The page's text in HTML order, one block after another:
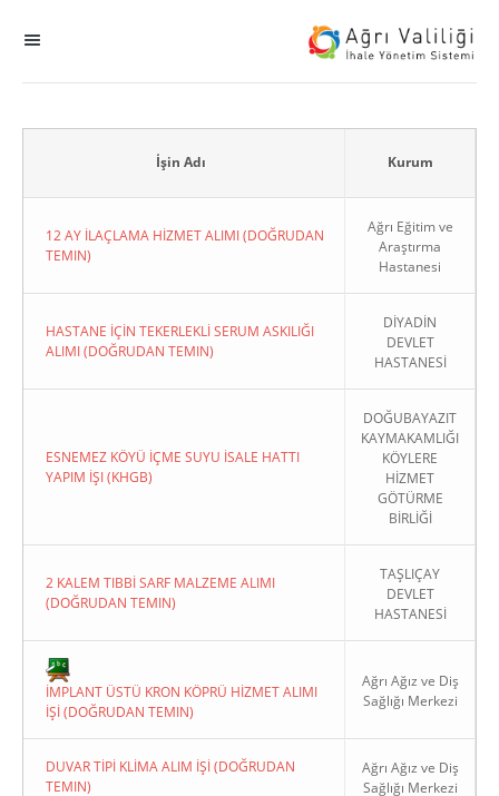
KHGB
İşin Adı Kurum
12 AY İLAÇLAMA HİZMET ALIMI (DOĞRUDAN
TEMIN)
Ağrı Eğitim ve
Araştırma
Hastanesi
HASTANE İÇİN TEKERLEKLİ SERUM ASKILIĞI
ALIMI (DOĞRUDAN TEMIN)
DİYADİN
DEVLET
HASTANESİ
ESNEMEZ KÖYÜ İÇME SUYU İSALE HATTI
YAPIM İŞI (KHGB)
DOĞUBAYAZIT
KAYMAKAMLIĞI
KÖYLERE
HİZMET
GÖTÜRME
BİRLİĞİ
2 KALEM TIBBİ SARF MALZEME ALIMI
(DOĞRUDAN TEMIN)
TAŞLIÇAY
DEVLET
HASTANESİ
İMPLANT ÜSTÜ KRON KÖPRÜ HİZMET ALIMI
İŞİ (DOĞRUDAN TEMIN)
Ağrı Ağız ve Diş
Sağlığı Merkezi
DUVAR TİPİ KLİMA ALIM İŞİ (DOĞRUDAN
TEMIN)
Ağrı Ağız ve Diş
Sağlığı Merkezi